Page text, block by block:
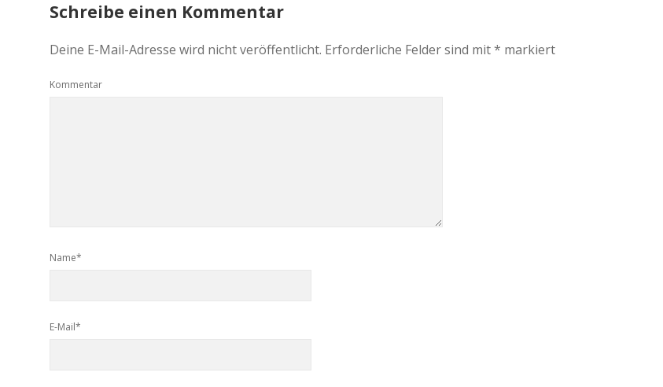
Schreibe einen Kommentar
Deine E-Mail-Adresse wird nicht veröffentlicht. Erforderliche Felder sind mit* markiert
Kommentar
Name*
E-Mail*